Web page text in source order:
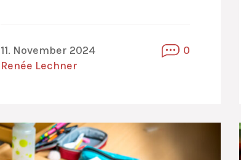
11. November 2024
Renée Lechner
0